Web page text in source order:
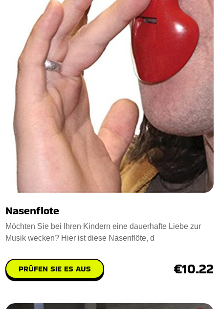
Nasenflote
Möchten Sie bei Ihren Kindern eine dauerhafte Liebe zur
Musik wecken? Hier ist diese Nasenflöte, d
PRÜFEN SIE ES AUS €10.22